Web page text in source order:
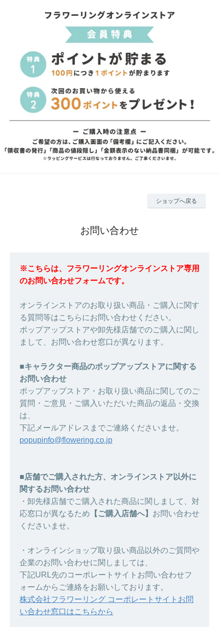
ショップへ戻る
お問い合わせ
※こちらは、フラワーリングオンラインストア専用
のお問い合わせフォームです。
オンラインストアのお取り扱い商品・ご購入に関す
る質問等はこちらにお問い合わせください。
ポップアップストアや卸先様店舗でのご購入に関し
まして、お問い合わせ窓口が異なります。
■キャラクター商品のポップアップストアに関する
お問い合わせ
ポップアップストア・お取り扱い商品に関してのご
質問・ご意見・ご購入いただいた商品の返品・交換
は、
下記メールアドレスまでご連絡くださいませ。
popupinfo@flowering.co.jp
■店舗でご購入された方、オンラインストア以外に
関するお問い合わせ
・卸先様店舗でご購入された商品に関しまして、対
応窓口が異なるため 【ご購入店舗へ】 お問い合わせ
くださいませ。
・オンラインショップ取り扱い商品以外のご質問や
企業のお問い合わせに関しましては、
下記URL先のコーポレートサイトお問い合わせフ
ォームからご連絡をお願いしております。
株式会社フラワーリング コーポレートサイトお問
い合わせ窓口はこちらから